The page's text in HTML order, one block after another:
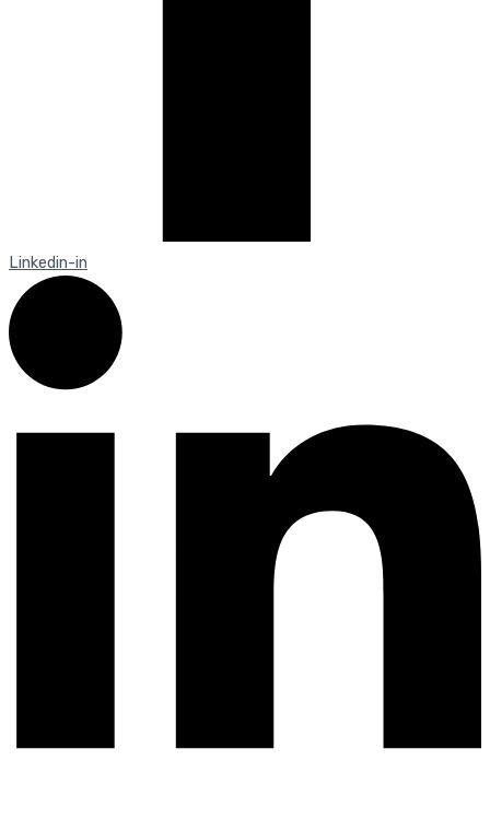
Linkedin-in